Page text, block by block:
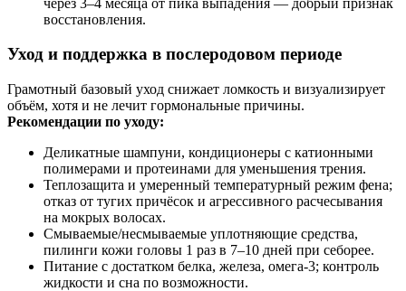
восстановления.
Уход и поддержка в послеродовом периоде
Грамотный базовый уход снижает ломкость и визуализирует
объём, хотя и не лечит гормональные причины.
Рекомендации по уходу:
Деликатные шампуни, кондиционеры с катионными
полимерами и протеинами для уменьшения трения.
Теплозащита и умеренный температурный режим фена;
отказ от тугих причёсок и агрессивного расчесывания
на мокрых волосах.
Смываемые/несмываемые уплотняющие средства,
пилинги кожи головы 1 раз в 7–10 дней при себорее.
Питание с достатком белка, железа, омега‑3; контроль
жидкости и сна по возможности.